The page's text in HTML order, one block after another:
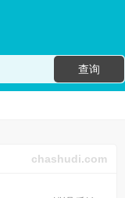
查询
chashudi.com